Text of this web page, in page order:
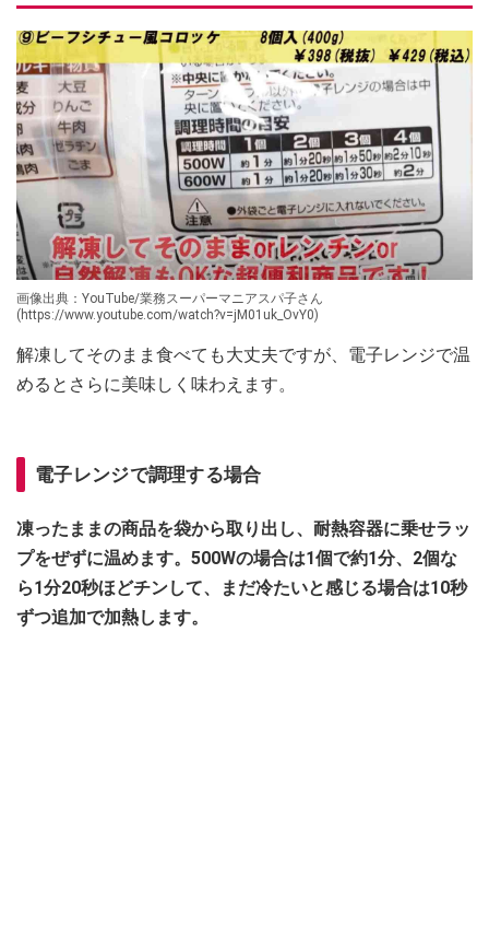
画像出典：YouTube/業務スーパーマニアスパ子さん
(https://www.youtube.com/watch?v=jM01uk_OvY0)
解凍してそのまま食べても大丈夫ですが、電子レンジで温
めるとさらに美味しく味わえます。
電子レンジで調理する場合
凍ったままの商品を袋から取り出し、耐熱容器に乗せラッ
プをぜずに温めます。500Wの場合は1個で約1分、2個な
ら1分20秒ほどチンして、まだ冷たいと感じる場合は10秒
ずつ追加で加熱します。